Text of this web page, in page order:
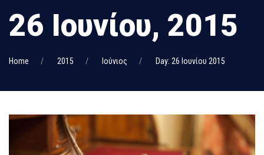
26 Ιουνίου, 2015
Home 2015 Ιούνιος Day: 26 Ιουνίου 2015